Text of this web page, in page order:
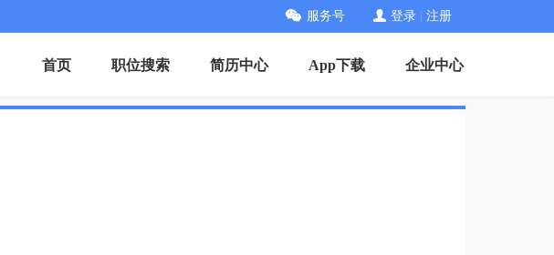
服务号 登录 注册
首页 职位搜索 简历中心 App下载 企业中心